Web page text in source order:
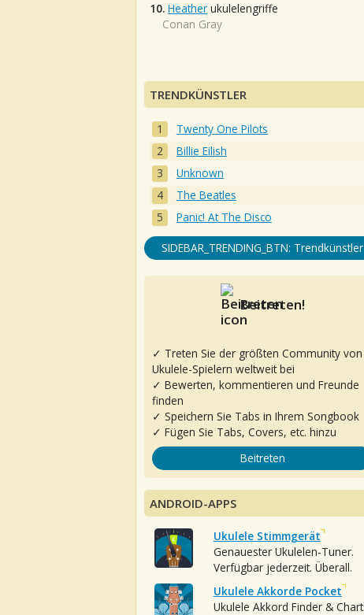
10. Heather ukulelengriffe
Conan Gray
TRENDKÜNSTLER
Twenty One Pilots
Billie Eilish
Unknown
The Beatles
Panic! At The Disco
SIDEBAR_TRENDING_BTN: Trendkünstler
Beitreten!
✓ Treten Sie der größten Community von
Ukulele-Spielern weltweit bei
✓ Bewerten, kommentieren und Freunde
finden
✓ Speichern Sie Tabs in Ihrem Songbook
✓ Fügen Sie Tabs, Covers, etc. hinzu
Beitreten
ANDROID-APPS
Ukulele Stimmgerät
Genauester Ukulelen-Tuner.
Verfügbar jederzeit. Überall.
Ukulele Akkorde Pocket
Ukulele Akkord Finder &